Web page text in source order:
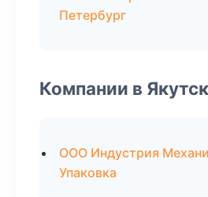
Петербург
Компании в Якутск
ООО Индустрия
Упаковка